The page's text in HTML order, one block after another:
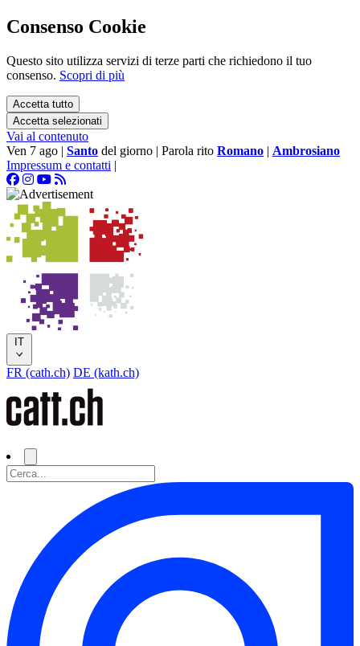
Consenso Cookie
Questo sito utilizza servizi di terze parti che richiedono il tuo
consenso. Scopri di più
Accetta tutto
Accetta selezionati
Vai al contenuto
Ven 7 ago | Santo del giorno | Parola rito Romano | Ambrosiano
Impressum e contatti |
IT
FR (cath.ch) DE (kath.ch)